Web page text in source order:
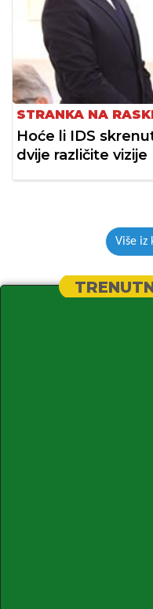
STRANKA NA
Hoće li IDS
dvije različite vizije
Više iz